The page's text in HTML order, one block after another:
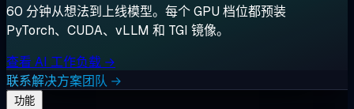
60 分钟从想法到上线模型。每个 GPU 档位都预装
PyTorch、CUDA、vLLM 和 TGI 镜像。
查看 AI 工作负载 →
联系解决方案团队 →